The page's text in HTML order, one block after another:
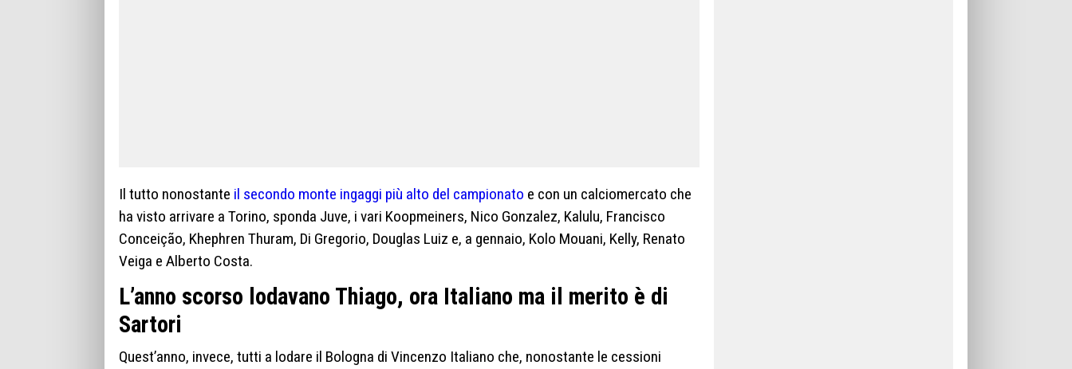
Il tutto nonostante il secondo monte ingaggi più alto del campionato e con un calciomercato che
ha visto arrivare a Torino, sponda Juve, i vari Koopmeiners, Nico Gonzalez, Kalulu, Francisco
Conceição, Khephren Thuram, Di Gregorio, Douglas Luiz e, a gennaio, Kolo Mouani, Kelly, Renato
Veiga e Alberto Costa.
L’anno scorso lodavano Thiago, ora Italiano ma il merito è di
Sartori
Quest’anno, invece, tutti a lodare il Bologna di Vincenzo Italiano che, nonostante le cessioni